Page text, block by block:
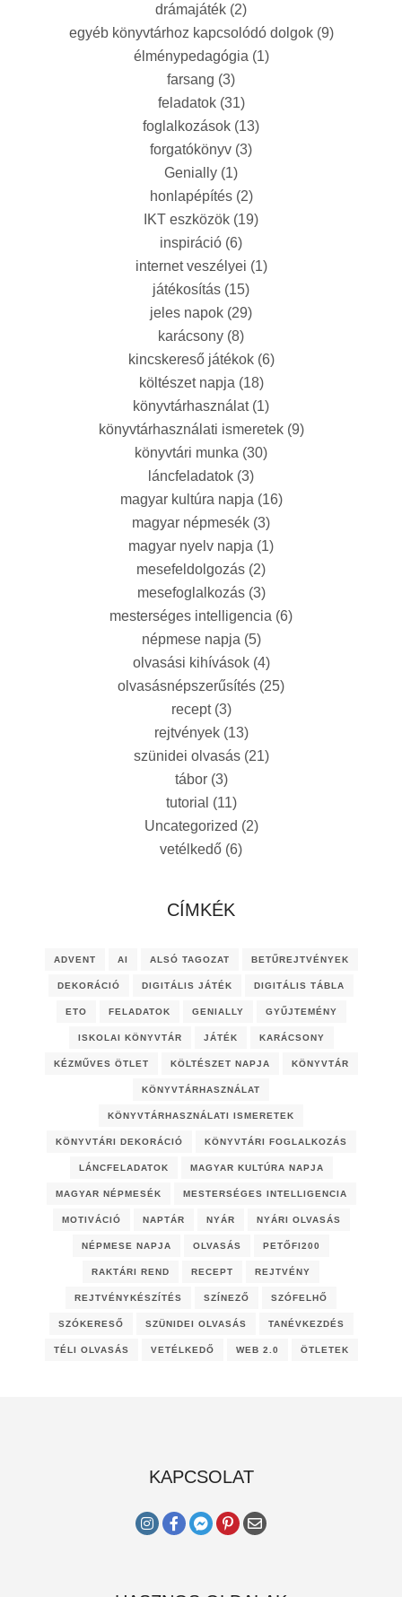
drámajáték (2)
egyéb könyvtárhoz kapcsolódó dolgok(9)
élménypedagógia (1)
farsang (3)
feladatok(31)
foglalkozások (13)
forgatókönyv (3)
Genially (1)
honlapépítés(2)
IKT eszközök (19)
inspiráció (6)
internet veszélyei (1)
játékosítás (15)
jeles napok (29)
karácsony (8)
kincskereső játékok(6)
költészet napja (18)
könyvtárhasználat(1)
könyvtárhasználati ismeretek(9)
könyvtári munka (30)
láncfeladatok (3)
magyar kultúra napja (16)
magyar népmesék (3)
magyar nyelv napja (1)
mesefeldolgozás (2)
mesefoglalkozás(3)
mesterséges intelligencia (6)
népmese napja (5)
olvasási kihívások(4)
olvasásnépszerűsítés (25)
recept(3)
rejtvények(13)
szünidei olvasás(21)
tábor(3)
tutorial (11)
Uncategorized (2)
vetélkedő (6)
CÍMKÉK
ADVENT AI ALSÓ TAGOZAT BETŰREJTVÉNYEK
DEKORÁCIÓ DIGITÁLIS JÁTÉK DIGITÁLIS TÁBLA
ETO FELADATOK GENIALLY GYŰJTEMÉNY
ISKOLAI KÖNYVTÁR JÁTÉK KARÁCSONY
KÉZMŰVES ÖTLET KÖLTÉSZET NAPJA KÖNYVTÁR
KÖNYVTÁRHASZNÁLAT
KÖNYVTÁRHASZNÁLATI ISMERETEK
KÖNYVTÁRI DEKORÁCIÓ KÖNYVTÁRI FOGLALKOZÁS
LÁNCFELADATOK MAGYAR KULTÚRA NAPJA
MAGYAR NÉPMESÉK MESTERSÉGES INTELLIGENCIA
MOTIVÁCIÓ NAPTÁR NYÁR NYÁRI OLVASÁS
NÉPMESE NAPJA OLVASÁS PETŐFI200
RAKTÁRI REND RECEPT REJTVÉNY
REJTVÉNYKÉSZÍTÉS SZÍNEZŐ SZÓFELHŐ
SZÓKERESŐ SZÜNIDEI OLVASÁS TANÉVKEZDÉS
TÉLI OLVASÁS VETÉLKEDŐ WEB 2.0 ÖTLETEK
KAPCSOLAT